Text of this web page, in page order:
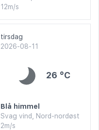
12m/s
tirsdag
2026-08-11
26 °C
Blå himmel
Svag vind, Nord-nordøst
2m/s